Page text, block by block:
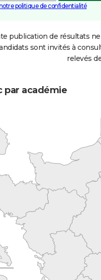
politique de confidentialité
publication de résultats
sont invités à
relevés
par académie